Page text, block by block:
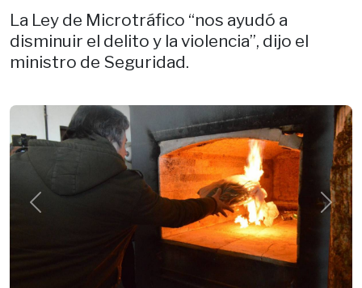
La Ley de Microtráfico “nos ayudó a
disminuir el delito y la violencia”, dijo el
ministro de Seguridad.
Previous Next